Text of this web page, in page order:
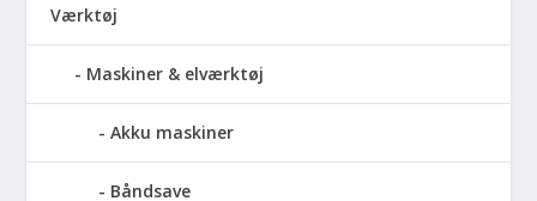
Værktøj
Maskiner & elværktøj
Akku maskiner
Båndsave